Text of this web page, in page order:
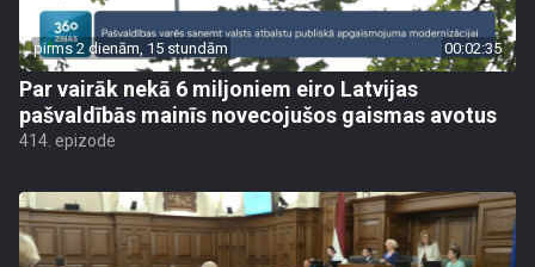
pirms 2 dienām, 15 stundām 00:02:35
Par vairāk nekā 6 miljoniem eiro Latvijas
pašvaldībās mainīs novecojušos gaismas avotus
414. epizode